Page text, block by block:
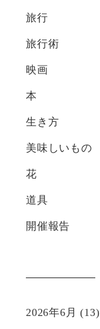
旅行
旅行術
映画
本
生き方
美味しいもの
花
道具
開催報告
2026年6月 (13)